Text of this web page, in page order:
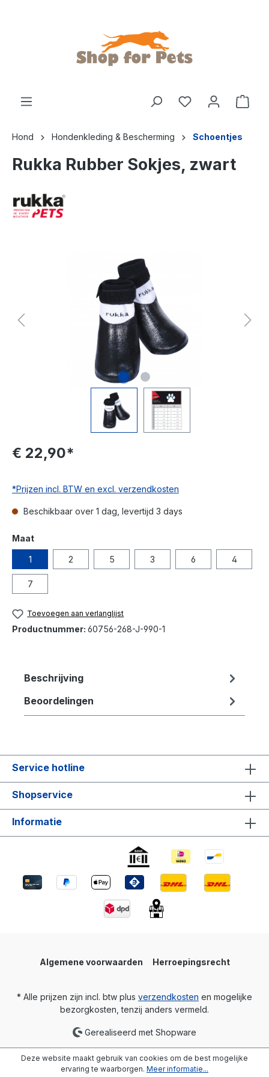
Hond Hondenkleding & Bescherming Schoentjes
Rukka Rubber Sokjes, zwart
€ 22,90*
*Prijzen incl. BTW en excl. verzendkosten
Beschikbaar over 1 dag, levertijd 3 days
Maat
1 2 5 3 6 4
7
Toevoegen aan verlanglijst
Productnummer: 60756-268-J-990-1
Beschrijving
Beoordelingen
Service hotline
Shopservice
Informatie
Algemene voorwaarden Herroepingsrecht
* Alle prijzen zijn incl. btw plus verzendkosten en mogelijke
bezorgkosten, tenzij anders vermeld.
Gerealiseerd met Shopware
Deze website maakt gebruik van cookies om de best mogelijke
ervaring te waarborgen. Meer informatie...